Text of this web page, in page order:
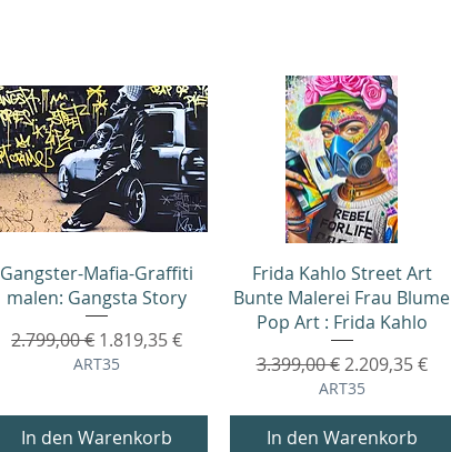
Schnellansicht
Gangster-Mafia-Graffiti
malen: Gangsta Story
Standardpreis
2.799,00 € Sale-Preis
1.819,35 €
ART35
In den Warenkorb
Schnellansicht
Frida Kahlo Street Art
Bunte Malerei Frau Blume
Pop Art : Frida Kahlo
Standardpreis
3.399,00 € Sale-Preis
2.209,35 €
ART35
In den Warenkorb